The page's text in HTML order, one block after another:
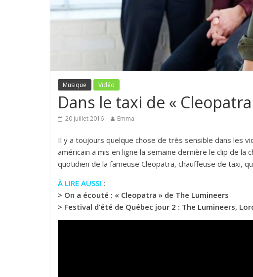
Musique Vidéo
Dans le taxi de «
20 juillet 2016 Emma
Il y a toujours quelque chose de très sensible dans les
américain a mis en ligne la semaine dernière le clip de la
quotidien de la fameuse Cleopatra, chauffeuse de taxi,
À LIRE AUSSI :
> On a écouté : « Cleopatra » de The Lumineers
> Festival d’été de Québec jour 2 : The Lumineers,